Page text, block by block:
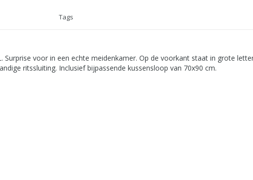
Tags
Surprise voor in een echte meidenkamer. Op de voorkant staat in grote
ritssluiting. Inclusief bijpassende kussensloop van 70x90 cm.